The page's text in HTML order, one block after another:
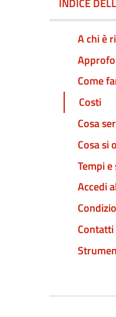
INDICE
A chi è
Come
Costi
Cosa
Cosa si
Tempi
Accedi
Contatti